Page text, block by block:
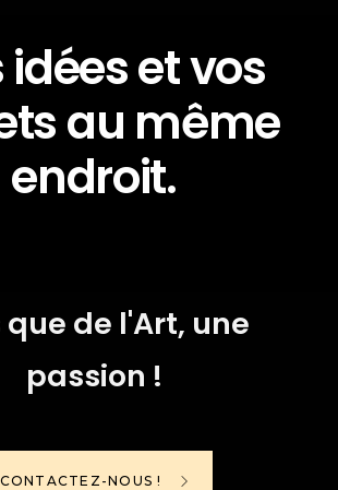
idées et vos
au même
endroit.
que de l'Art, une
passion !
CONTACTEZ-NOUS !